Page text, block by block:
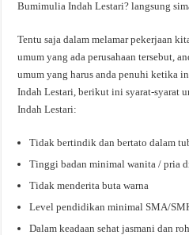
Bumimulia Indah Lestari? langsung
Tentu saja dalam melamar pekerjaan
umum yang ada perusahaan tersebut,
umum yang harus anda penuhi ketika
Indah Lestari, berikut ini syarat-syarat
Indah Lestari:
Tidak bertindik dan bertato dalam
Tinggi badan minimal wanita / pria
Tidak menderita buta warna
Level pendidikan minimal SMA/
Dalam keadaan sehat jasmani dan